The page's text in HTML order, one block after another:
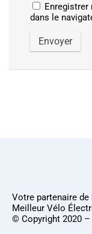
dans le
Votre partenaire
Meilleur Vélo
© Copyright 2020 –